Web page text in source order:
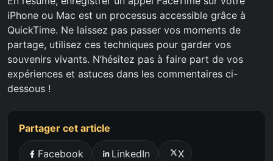
iPhone ou Mac est un processus accessible grâce à
QuickTime. Ne laissez pas passer vos moments de
partage, utilisez ces techniques pour garder vos
souvenirs vivants. N’hésitez pas à faire part de vos
expériences et astuces dans les commentaires ci-
dessous !
Partager cet article
Facebook LinkedIn X